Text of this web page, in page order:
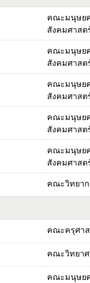
คณะมนุษย
สังคมศาสต
คณะมนุษย
สังคมศาสต
คณะมนุษย
สังคมศาสต
คณะมนุษย
สังคมศาสต
คณะมนุษย
สังคมศาสต
คณะวิทยาก
คณะครุศา
คณะวิทยาศ
คณะมนุษย